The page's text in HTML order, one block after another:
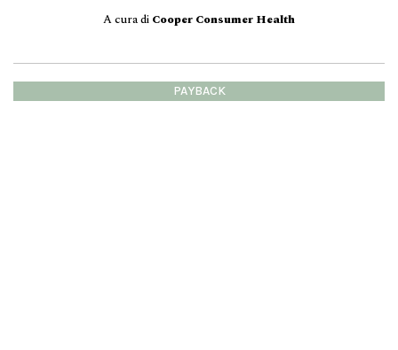
A cura di Cooper Consumer Health
PAYBACK